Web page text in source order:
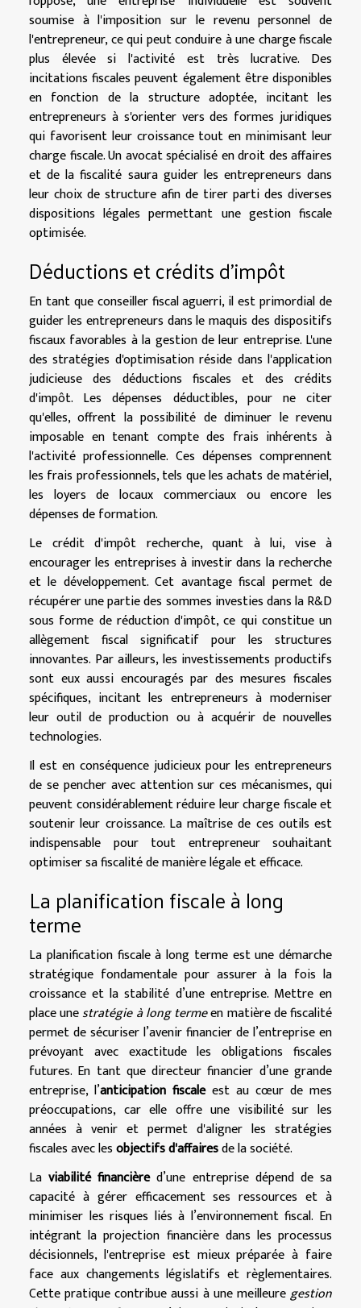
soumise à l'imposition sur le revenu personnel de
l'entrepreneur, ce qui peut conduire à une charge fiscale
plus élevée si l'activité est très lucrative. Des
incitations fiscales peuvent également être disponibles
en fonction de la structure adoptée, incitant les
entrepreneurs à s'orienter vers des formes juridiques
qui favorisent leur croissance tout en minimisant leur
charge fiscale. Un avocat spécialisé en droit des affaires
et de la fiscalité saura guider les entrepreneurs dans
leur choix de structure afin de tirer parti des diverses
dispositions légales permettant une gestion fiscale
optimisée.
Déductions et crédits d'impôt
En tant que conseiller fiscal aguerri, il est primordial de
guider les entrepreneurs dans le maquis des dispositifs
fiscaux favorables à la gestion de leur entreprise. L'une
des stratégies d'optimisation réside dans l'application
judicieuse des déductions fiscales et des crédits
d'impôt. Les dépenses déductibles, pour ne citer
qu'elles, offrent la possibilité de diminuer le revenu
imposable en tenant compte des frais inhérents à
l'activité professionnelle. Ces dépenses comprennent
les frais professionnels, tels que les achats de matériel,
les loyers de locaux commerciaux ou encore les
dépenses de formation.
Le crédit d'impôt recherche, quant à lui, vise à
encourager les entreprises à investir dans la recherche
et le développement. Cet avantage fiscal permet de
récupérer une partie des sommes investies dans la R&D
sous forme de réduction d'impôt, ce qui constitue un
allègement fiscal significatif pour les structures
innovantes. Par ailleurs, les investissements productifs
sont eux aussi encouragés par des mesures fiscales
spécifiques, incitant les entrepreneurs à moderniser
leur outil de production ou à acquérir de nouvelles
technologies.
Il est en conséquence judicieux pour les entrepreneurs
de se pencher avec attention sur ces mécanismes, qui
peuvent considérablement réduire leur charge fiscale et
soutenir leur croissance. La maîtrise de ces outils est
indispensable pour tout entrepreneur souhaitant
optimiser sa fiscalité de manière légale et efficace.
La planification fiscale à long
terme
La planification fiscale à long terme est une démarche
stratégique fondamentale pour assurer à la fois la
croissance et la stabilité d’une entreprise. Mettre en
place unestratégie à long termeen matière de fiscalité
permet de sécuriser l’avenir financier de l’entreprise en
prévoyant avec exactitude les obligations fiscales
futures. En tant que directeur financier d’une grande
entreprise, l’anticipation fiscaleest au cœur de mes
préoccupations, car elle offre une visibilité sur les
années à venir et permet d'aligner les stratégies
fiscales avec lesobjectifs d'affairesde la société.
Laviabilité financièred’une entreprise dépend de sa
capacité à gérer efficacement ses ressources et à
minimiser les risques liés à l’environnement fiscal. En
intégrant la projection financière dans les processus
décisionnels, l'entreprise est mieux préparée à faire
face aux changements législatifs et règlementaires.
Cette pratique contribue aussi à une meilleuregestion